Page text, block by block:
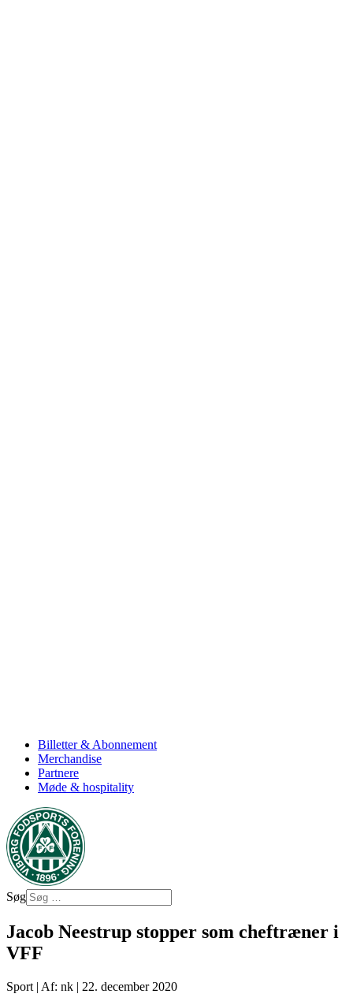
Billetter & Abonnement
Merchandise
Partnere
Møde & hospitality
Søg
Jacob Neestrup stopper som cheftræner i
VFF
Sport | Af: nk | 22. december 2020